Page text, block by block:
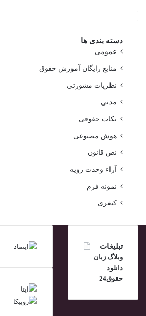
دسته بندی ها
عمومی
منابع رایگان آموزش حقوق
نظریات مشورتی
مدنی
نکات حقوقی
هوش مصنوعی
نص قانون
آراء وحدت رویه
نمونه فرم
کیفری
تبلیغات
وبلاگ زبان
دانلود
حقوق24